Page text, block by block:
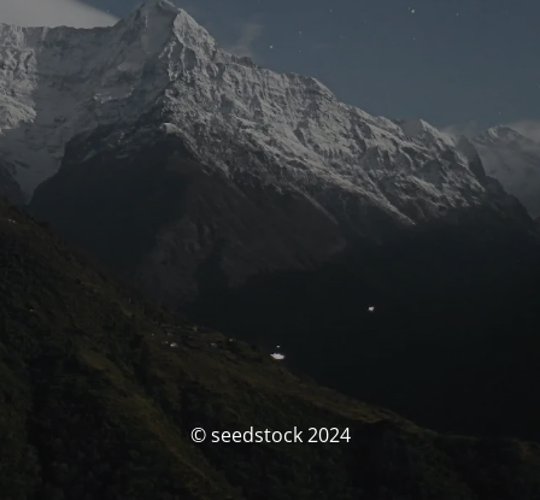
© seedstock 2024